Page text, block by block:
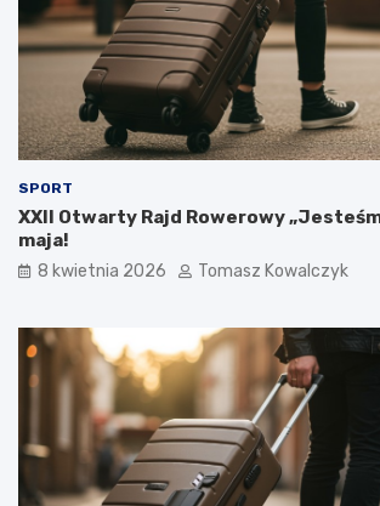
SPORT
XXII Otwarty Rajd Rowerowy
maja!
8 kwietnia 2026 Tomasz Kowalczyk